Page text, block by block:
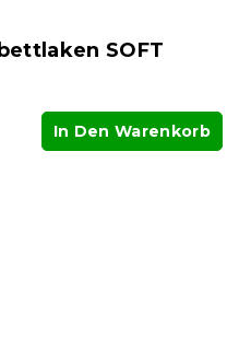
SOFT
In Den Warenkorb